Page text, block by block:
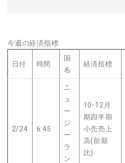
今週の経済指標
日付 時間
国
名
経済指標
2/24 6:45
ニ
ュ
ー
ジ
ー
ラ
ン
10-12月
期四半期
小売売上
高(前期
比)